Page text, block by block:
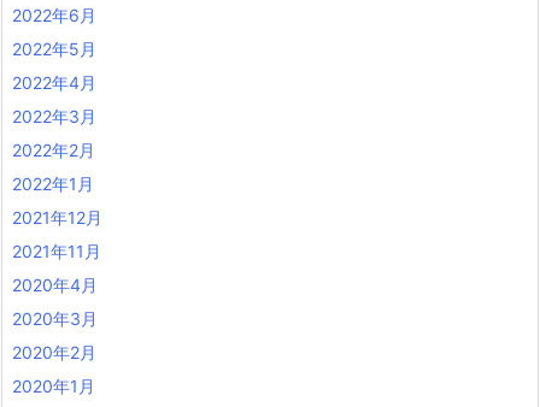
2022年6月
2022年5月
2022年4月
2022年3月
2022年2月
2022年1月
2021年12月
2021年11月
2020年4月
2020年3月
2020年2月
2020年1月